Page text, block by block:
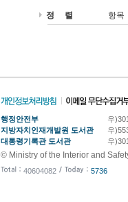
정 렬 항목
행정안전부 우
지방자치인재개발원 도서관
우
대통령기록관 도서관
우
© Ministry of the Interior and
40604082 5736